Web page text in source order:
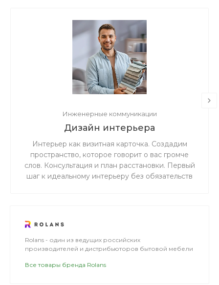
Инженерные коммуникации
Дизайн интерьера
Интерьер как визитная карточка. Создадим
пространство, которое говорит о вас громче
слов. Консультация и план расстановки. Первый
шаг к идеальному интерьеру без обязательств
Rolans - один из ведущих российских
производителей и дистрибьюторов бытовой мебели
Все товары бренда Rolans